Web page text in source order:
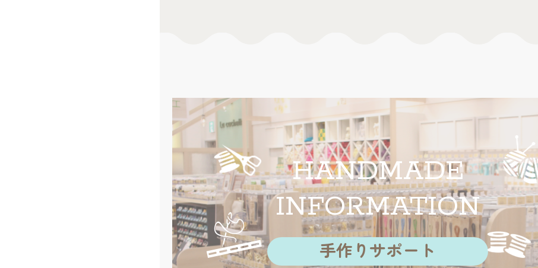
HANDMADE
INFORMATION
手作りサポート